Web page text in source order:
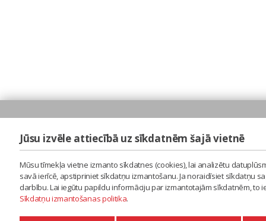
Jūsu izvēle attiecībā uz sīkdatnēm šajā vietnē
Mūsu tīmekļa vietne izmanto sīkdatnes (cookies), lai analizētu
savā ierīcē, apstipriniet sīkdatņu izmantošanu. Ja noraidīsiet sīkdatņu
darbību. Lai iegūtu papildu informāciju par izmantotajām sīkdatnēm,
Sīkdatņu izmantošanas politika.